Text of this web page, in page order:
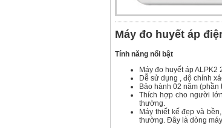
Máy đo huyết áp
Tính năng nổi bật
Máy đo huyết áp
Dễ sử dụng , độ chính
Bảo hành 02 năm (phần
Thích hợp cho người
thường.
Máy thiết kế đẹp và
thường. Đây là dòng